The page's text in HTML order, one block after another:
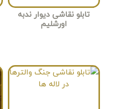
تابلو نقاشی دیوار ندبه
اورشلیم